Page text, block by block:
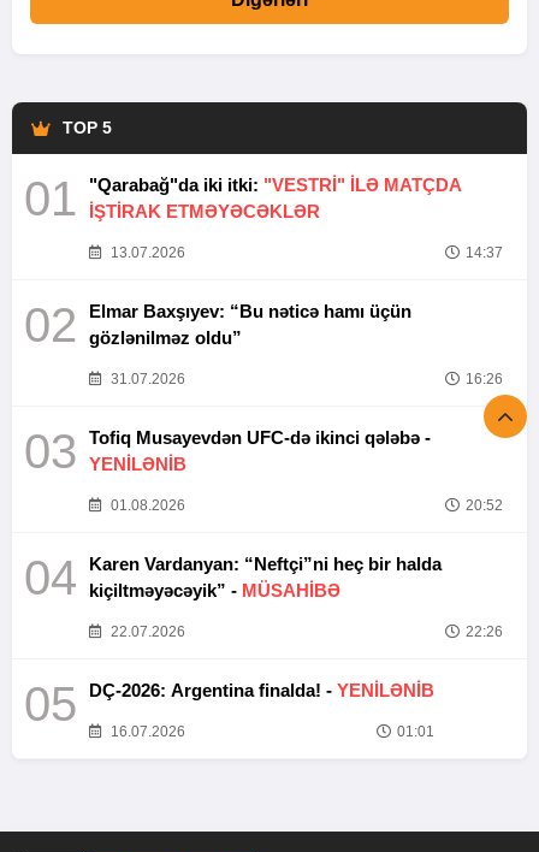
TOP 5
01 "Qarabağ"da iki itki: "VESTRİ" İLƏ MATÇDA
İŞTİRAK ETMƏYƏCƏKLƏR
13.07.2026 14:37
02
Elmar Baxşıyev: “Bu nəticə hamı üçün
gözlənilməz oldu”
31.07.2026 16:26
03
Tofiq Musayevdən UFC-də ikinci qələbə -
YENİLƏNİB
01.08.2026 20:52
04
Karen Vardanyan: “Neftçi”ni heç bir halda
kiçiltməyəcəyik” - MÜSAHİBƏ
22.07.2026 22:26
05 DÇ-2026: Argentina finalda! - YENİLƏNİB
16.07.2026 01:01